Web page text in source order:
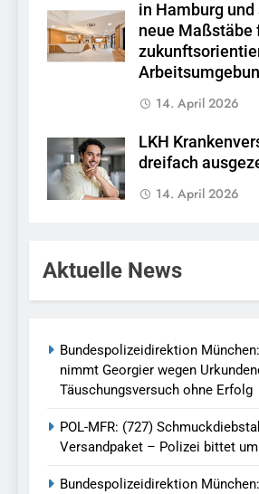
in Hamburg
neue Maßstäbe
14. April 2026
LKH
dreifach
14. April 2026
Aktuelle News
Bundespolizeidirektion
nimmt Georgier wegen
Täuschungsversuch ohne Erfolg
POL-MFR: (727)
Versandpaket – Polizei bittet
Bundespolizeidirektion